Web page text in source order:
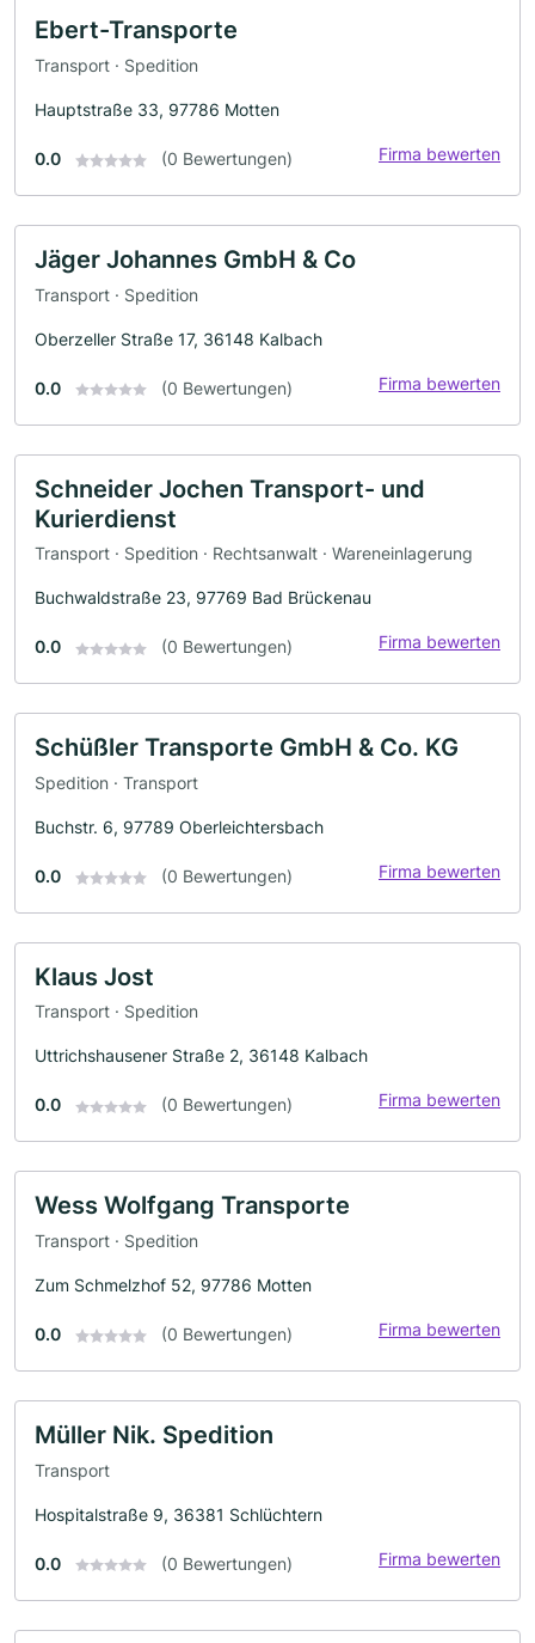
Ebert-Transporte
Transport · Spedition
Hauptstraße 33, 97786 Motten
0.0 (0 Bewertungen) Firma bewerten
Jäger Johannes GmbH & Co
Transport · Spedition
Oberzeller Straße 17, 36148 Kalbach
0.0 (0 Bewertungen) Firma bewerten
Schneider Jochen Transport- und
Kurierdienst
Transport · Spedition · Rechtsanwalt · Wareneinlagerung
Buchwaldstraße 23, 97769 Bad Brückenau
0.0 (0 Bewertungen) Firma bewerten
Schüßler Transporte GmbH & Co. KG
Spedition · Transport
Buchstr. 6, 97789 Oberleichtersbach
0.0 (0 Bewertungen) Firma bewerten
Klaus Jost
Transport · Spedition
Uttrichshausener Straße 2, 36148 Kalbach
0.0 (0 Bewertungen) Firma bewerten
Wess Wolfgang Transporte
Transport · Spedition
Zum Schmelzhof 52, 97786 Motten
0.0 (0 Bewertungen) Firma bewerten
Müller Nik. Spedition
Transport
Hospitalstraße 9, 36381 Schlüchtern
0.0 (0 Bewertungen) Firma bewerten